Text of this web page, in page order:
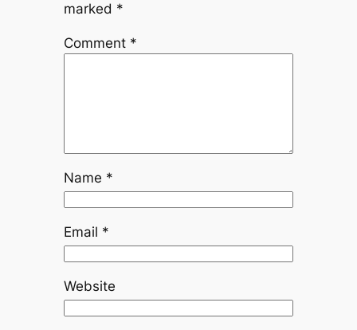
marked *
Comment *
Name *
Email *
Website